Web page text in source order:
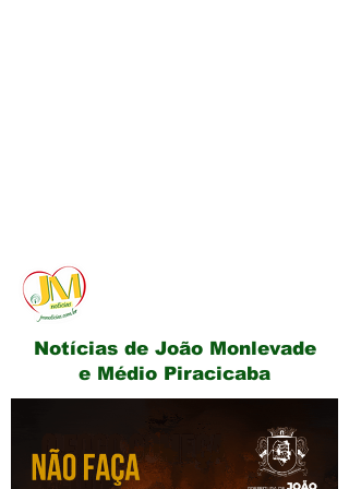
Notícias de João Monlevade
e Médio Piracicaba